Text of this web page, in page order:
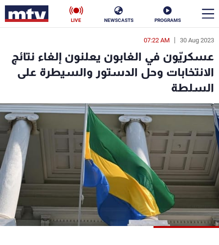
PROGRAMS
NEWSCASTS
LIVE
30 Aug 2023
07:22 AM
عسكريّون في الغابون يعلنون إلغاء نتائج
الانتخابات وحل الدستور والسيطرة على
السلطة
en
الأخبار
سياسة
إقتصاد فن
منوعات رياضة
كأس العالم
جدول البرامج
شاهد البرامج